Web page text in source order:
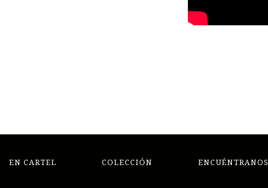
EN CARTEL COLECCIÓN ENCUÉNTRANOS